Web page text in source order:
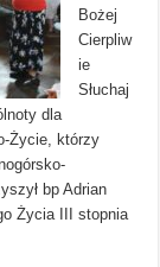
Bożej
Cierpliw
ie
Słuchaj
dla
Życie, którzy
bp Adrian
Życia III stopnia